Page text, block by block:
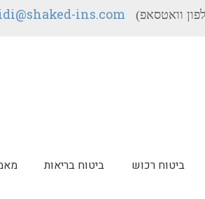
ins.com
ביטוח רכוש ביטוח בריאות